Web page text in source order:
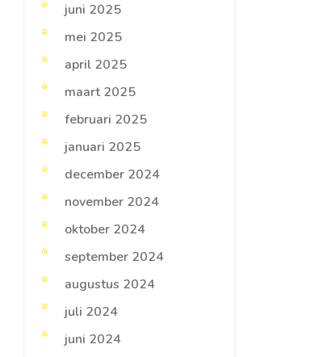
juni 2025
mei 2025
april 2025
maart 2025
februari 2025
januari 2025
december 2024
november 2024
oktober 2024
september 2024
augustus 2024
juli 2024
juni 2024